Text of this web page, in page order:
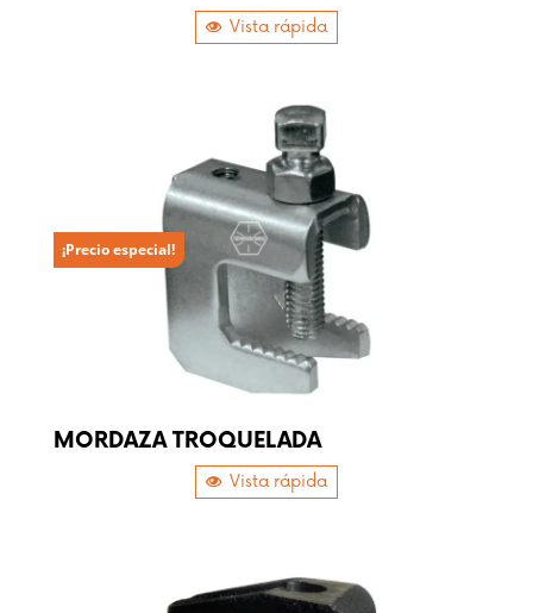
Vista rápida
¡Precio especial!
MORDAZA TROQUELADA
Vista rápida